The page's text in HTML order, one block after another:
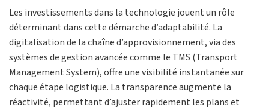
Les investissements dans la technologie jouent un rôle
déterminant dans cette démarche d’adaptabilité. La
digitalisation de la chaîne d’approvisionnement, via des
systèmes de gestion avancée comme le TMS (Transport
Management System), offre une visibilité instantanée sur
chaque étape logistique. La transparence augmente la
réactivité, permettant d’ajuster rapidement les plans et